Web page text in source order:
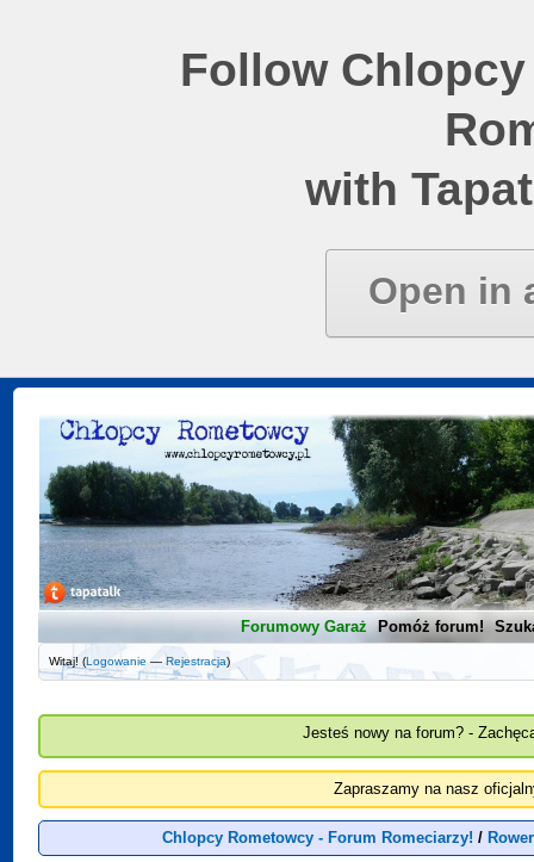
Follow
with
Open in
Forumowy Garaż Pomóż forum!
Witaj! (Logowanie —Rejestracja)
Jesteś nowy na forum? -
Zapraszamy na nasz
Chlopcy Rometowcy - Forum Romeciarzy! /